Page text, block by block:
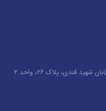
قندی، پلاک 26، واحد 2